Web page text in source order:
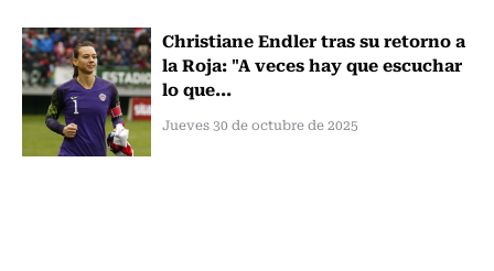
Christiane Endler tras su retorno a
la Roja: "A veces hay que escuchar
lo que...
Jueves 30 de octubre de 2025